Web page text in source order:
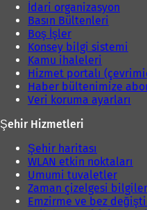
İdari organizasyon
Basın Bültenleri
Boş İşler
Konsey bilgi sistemi
Kamu ihaleleri
Hizmet portalı
Haber bültenimize
Veri koruma ayarları
Şehir Hizmetleri
Şehir haritası
WLAN etkin noktaları
Umumi tuvaletler
Zaman çizelgesi
Emzirme ve bez